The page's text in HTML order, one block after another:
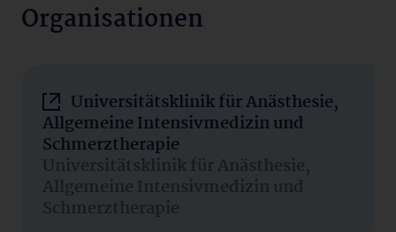
Organisationen
Universitätsklinik für Anästhesie,
Allgemeine Intensivmedizin und
Schmerztherapie
Universitätsklinik für Anästhesie,
Allgemeine Intensivmedizin und
Schmerztherapie